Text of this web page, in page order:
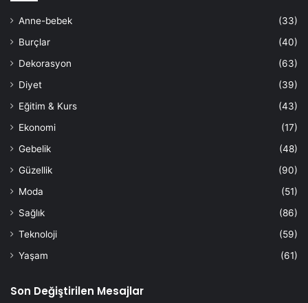
Anne-bebek
(33)
Burçlar
(40)
Dekorasyon
(63)
Diyet
(39)
Eğitim & Kurs
(43)
Ekonomi
(17)
Gebelik
(48)
Güzellik
(90)
Moda
(51)
Sağlık
(86)
Teknoloji
(59)
Yaşam
(61)
Son Değiştirilen Mesajlar